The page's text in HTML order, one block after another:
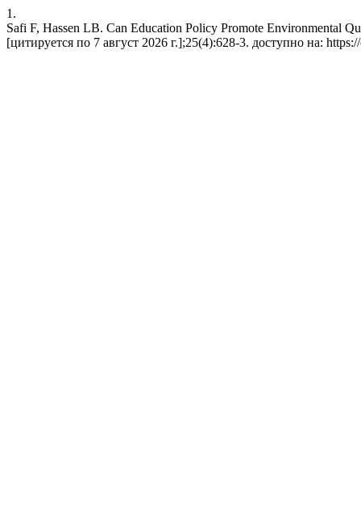
1.
Safi F, Hassen LB. Can Education Policy Promote Environmental
[цитируется по 7 август 2026 г.];25(4):628-3. доступно на: